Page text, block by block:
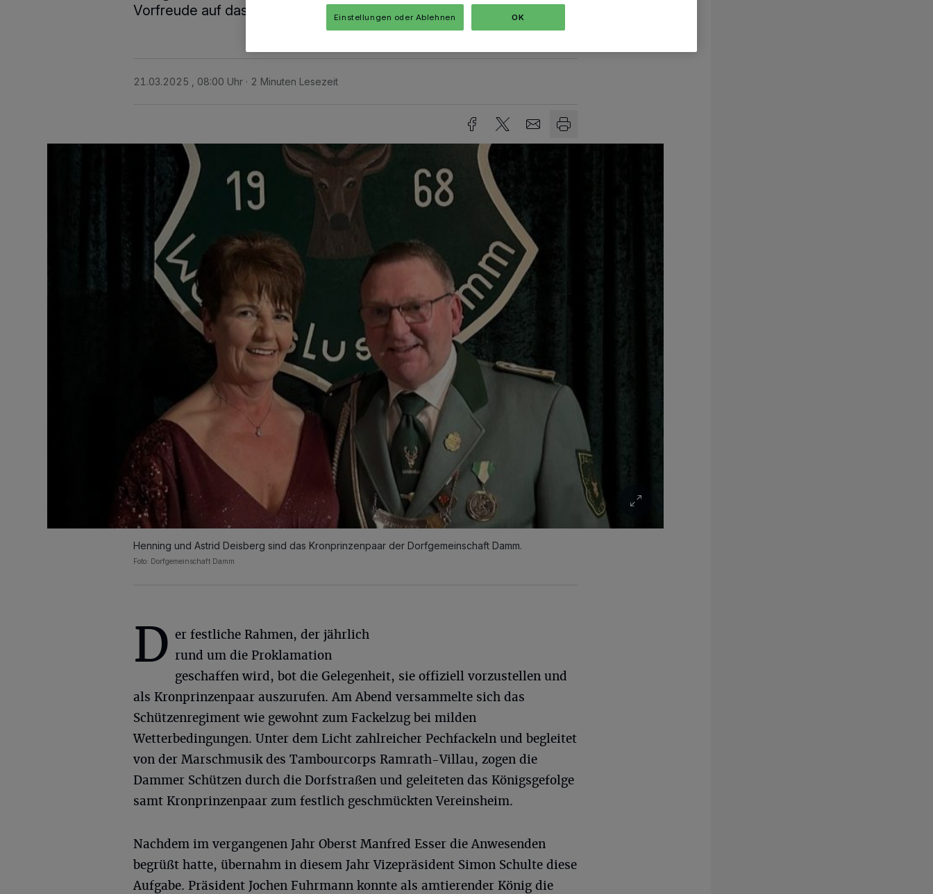
Vorfreude auf das bevorstehende Schützenfest.
21.03.2025 , 08:00 Uhr 2 Minuten Lesezeit
Henning und Astrid Deisberg sind das Kronprinzenpaar der Dorfgemeinschaft Damm.
Foto: Dorfgemeinschaft Damm
D er festliche Rahmen, der jährlich
rund um die Proklamation
geschaffen wird, bot die Gelegenheit, sie offiziell vorzustellen und
als Kronprinzenpaar auszurufen. Am Abend versammelte sich das
Schützenregiment wie gewohnt zum Fackelzug bei milden
Wetterbedingungen. Unter dem Licht zahlreicher Pechfackeln und begleitet
von der Marschmusik des Tambourcorps Ramrath-Villau, zogen die
Dammer Schützen durch die Dorfstraßen und geleiteten das Königsgefolge
samt Kronprinzenpaar zum festlich geschmückten Vereinsheim.
Nachdem im vergangenen Jahr Oberst Manfred Esser die Anwesenden
begrüßt hatte, übernahm in diesem Jahr Vizepräsident Simon Schulte diese
Aufgabe. Präsident Jochen Fuhrmann konnte als amtierender König die
Einstellungen oder Ablehnen OK